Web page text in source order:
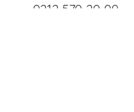
0212 570 20 09